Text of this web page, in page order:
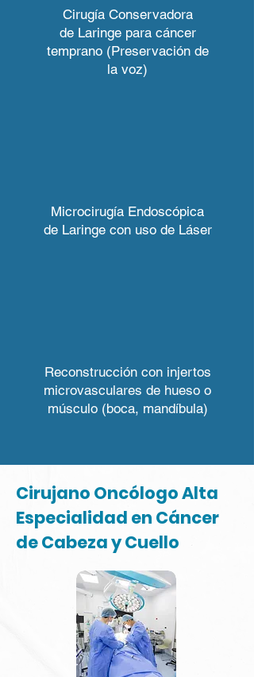
Cirugía Conservadora
de Laringe para cáncer
temprano (Preservación de
la voz)
Microcirugía Endoscópica
de Laringe con uso de Láser
Reconstrucción con injertos
microvasculares de hueso o
músculo (boca, mandíbula)
Cirujano Oncólogo Alta
Especialidad en Cáncer
de Cabeza y Cuello